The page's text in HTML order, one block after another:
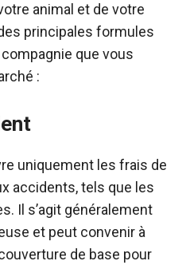
animal et de votre
principales formules
que vous
:
uniquement les frais de
accidents, tels que les
Il s’agit généralement
et peut convenir à
de base pour